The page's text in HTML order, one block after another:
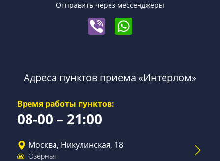
Отправить через мессенджеры
Адреса пунктов приема «Интерлом»
Время работы пунктов:
08-00 – 21:00
Москва, Никулинская, 18
Озёрная